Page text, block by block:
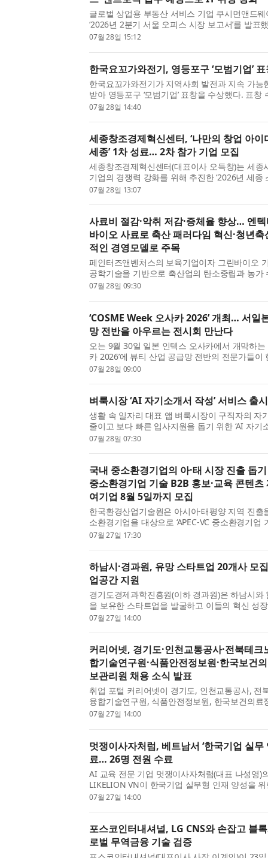
글로벌 상업용 부동산 서비스 기업 쿠시먼앤드
‘2026년 2분기 서울 오피스 시장 보고서’를 발표
면 서울 A급 오피스 시장의 전체 공실률은 전 분
07월 28일 15:12
한국요꼬가와전기, 영등포구 ‘모범기업’
한국요꼬가와전기가 지역사회 발전과 지속 가능
받아 영등포구 ‘모범기업’ 표창을 수상했다. 표창
청장과 표창 수상자들이 참석했으며, 한국요꼬가
07월 28일 14:40
세종창조경제혁신센터, ‘나만의 창업 아
세종’ 1차 성료… 2차 참가 기업 모집
세종창조경제혁신센터(대표이사 오득창)는 세종
기업의 경쟁력 강화를 위해 추진한 ‘2026년 세종
원센터 아카데미 1차 프로그램’을 성공적으로 마
07월 28일 13:07
사료비 절감·악취 저감·증체율 향상… 엔
바이오 사료로 축산 패러다임 혁신·청년
적인 경영모델로 주목
페인터즈앤벤처스의 보육기업이자 그린바이오
공학기술을 기반으로 축산업의 탄소중립과 농가
하는 벤처기업 엔텍바이오에스(대표 김의철)와
07월 28일 09:30
‘COSME Week 오사카 2026’ 개최… 서일
망 전반을 아우르는 전시회 만난다
오는 9월 30일 일본 인텍스 오사카에서 개막하는
카 2026’에 뷰티 산업 공급망 전반의 전문가들이
이번 전시회는 뷰티 완제품 및 퍼스널 케어 제품
07월 28일 09:00
벼룩시장 ‘AI 자기소개서 작성’ 서비스 출시
생활 속 일자리 대표 앱 벼룩시장이 구직자의 자
줄이고 보다 빠른 입사지원을 돕기 위한 ‘AI 자기
를 새롭게 선보인다고 28일 밝혔다. AI 자기소개
07월 28일 07:30
국내 중소환경기업의 아·태 시장 진출 돕기
중소환경기업 기술 B2B 홍보·교육 콘텐츠
여기업 8월 5일까지 모집
한국환경산업기술원은 아시아·태평양 지역 진출
소환경기업을 대상으로 ‘APEC-VC 중소환경기업
콘텐츠 제작 지원사업’의 참여기업을 8월 5일(수
07월 27일 17:30
하남시·경과원, 유망 스타트업 20개사 모
업공간 지원
경기도경제과학진흥원(이하 경과원)은 하남시와
을 보유한 스타트업을 발굴하고 이들의 혁신 성
년 창업혁신공간(동부권) 하남시 스타트업 발굴
07월 27일 14:00
커리어넷, 경기도·인천교통공사·전북테크
합기술연구원·식품안전정보원·한국보건
보관리원 채용 소식 발표
취업 포털 커리어넷이 경기도, 인천교통공사, 전
융합기술연구원, 식품안전정보원, 한국보건의료
리원의 채용 소식을 발표했다. 경기도에서 2026
07월 27일 14:00
멋쟁이사자처럼, 베트남서 ‘한국기업 실무
료… 26명 전원 수료
AI 교육 전문 기업 멋쟁이사자처럼(대표 나성영)
LIKELION VN이 한국기업 실무형 인재 양성을 위
문 교육’ 1기를 마무리했다. 이번 교육은 베트남
07월 27일 14:00
포스코인터내셔널, LG CNS와 손잡고 블
로벌 무역금융 기술 검증